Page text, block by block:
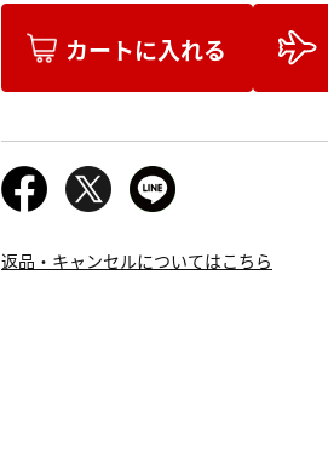
カートに入れる
返品・キャンセルについてはこちら